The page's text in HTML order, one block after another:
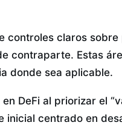
controles claros sobre
contraparte. Estas
donde sea aplicable.
DeFi al priorizar el
inicial centrado en